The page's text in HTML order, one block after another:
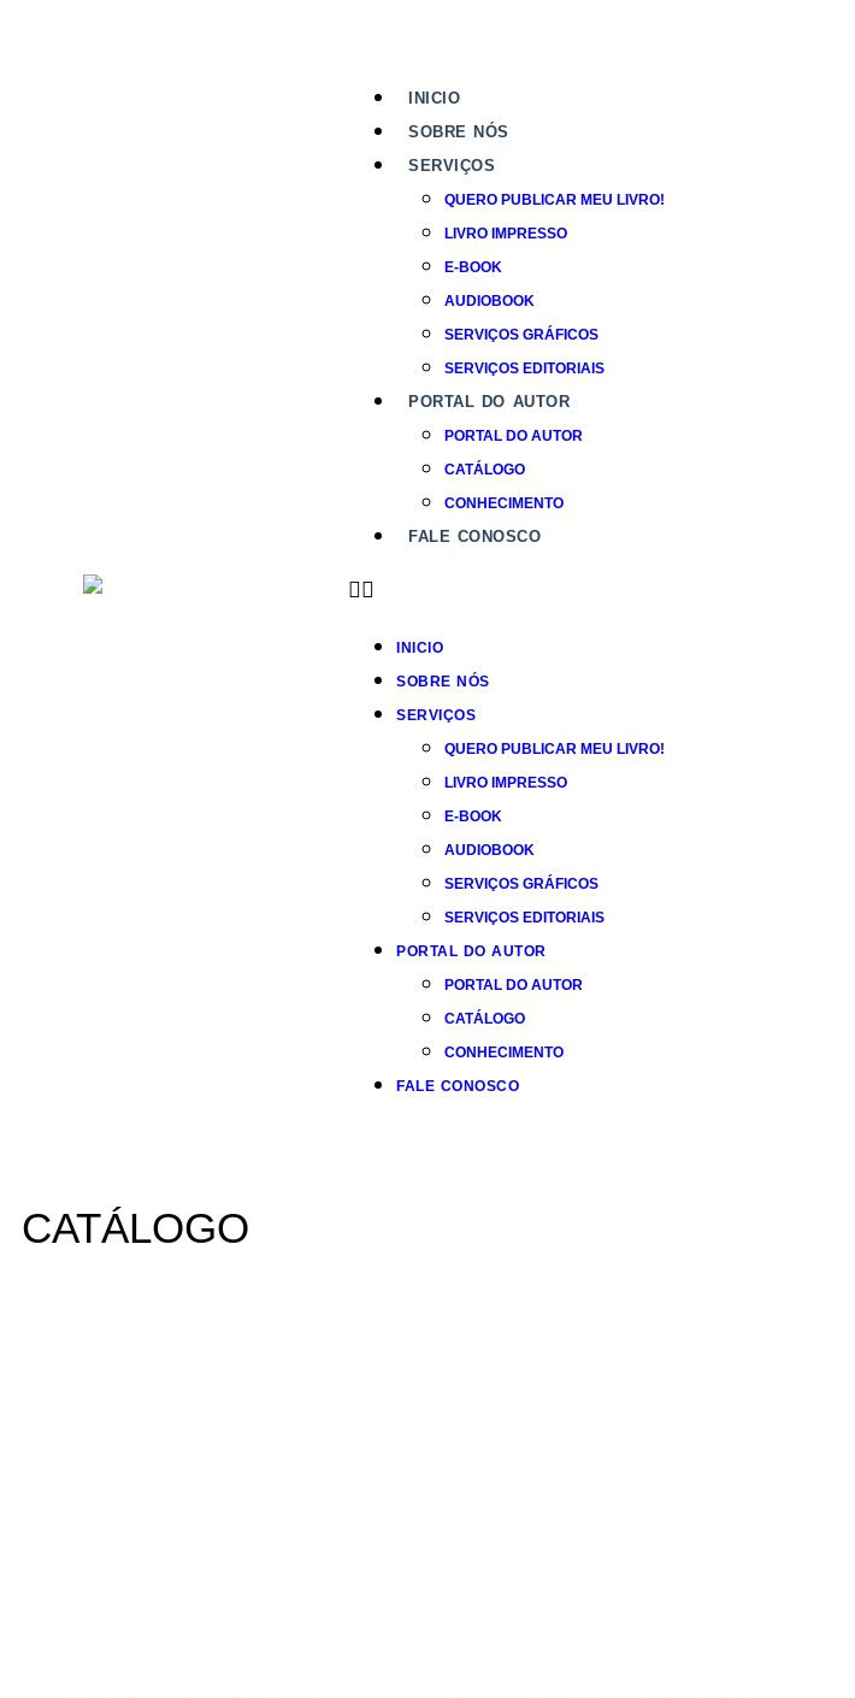
INICIO
SOBRE NÓS
SERVIÇOS
QUERO PUBLICAR MEU LIVRO!
LIVRO IMPRESSO
E-BOOK
AUDIOBOOK
SERVIÇOS GRÁFICOS
SERVIÇOS EDITORIAIS
PORTAL DO AUTOR
PORTAL DO AUTOR
CATÁLOGO
CONHECIMENTO
FALE CONOSCO
INICIO
SOBRE NÓS
SERVIÇOS
QUERO PUBLICAR MEU LIVRO!
LIVRO IMPRESSO
E-BOOK
AUDIOBOOK
SERVIÇOS GRÁFICOS
SERVIÇOS EDITORIAIS
PORTAL DO AUTOR
PORTAL DO AUTOR
CATÁLOGO
CONHECIMENTO
FALE CONOSCO
CATÁLOGO